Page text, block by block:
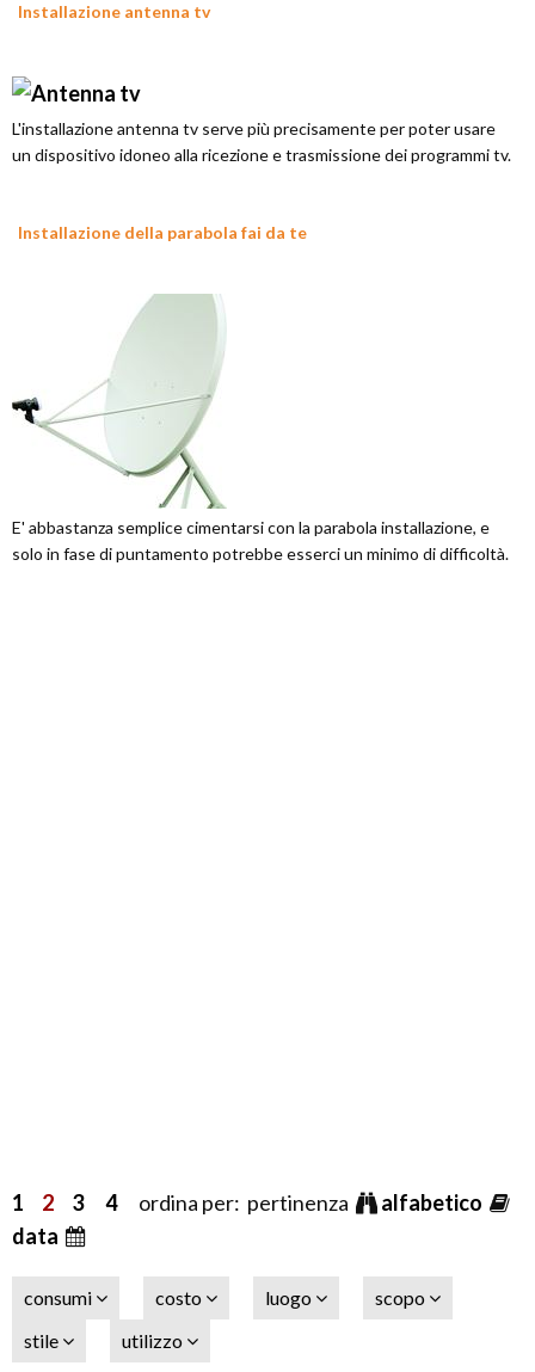
Installazione antenna tv
L'installazione antenna tv serve più precisamente per poter usare
un dispositivo idoneo alla ricezione e trasmissione dei programmi tv.
Installazione della parabola fai da te
E' abbastanza semplice cimentarsi con la parabola installazione, e
solo in fase di puntamento potrebbe esserci un minimo di difficoltà.
1 2 3 4ordina per: pertinenza
alfabetico
data
consumi costo luogo
scopo
stile
utilizzo